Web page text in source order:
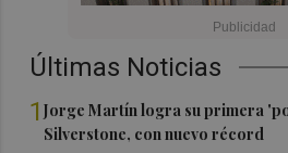
Últimas Noticias
1Jorge Martín logra su primera
Silverstone, con nuevo récord